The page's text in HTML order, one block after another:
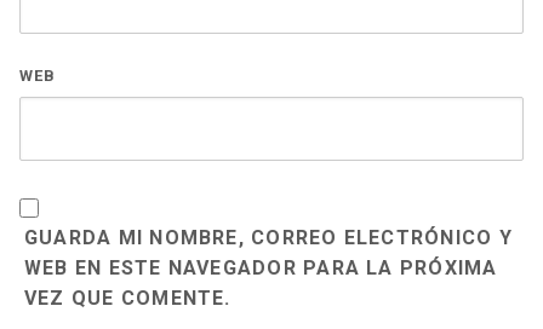
WEB
GUARDA MI NOMBRE, CORREO ELECTRÓNICO Y
WEB EN ESTE NAVEGADOR PARA LA PRÓXIMA
VEZ QUE COMENTE.